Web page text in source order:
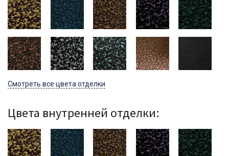
Смотреть все цвета отделки
Цвета внутренней отделки: